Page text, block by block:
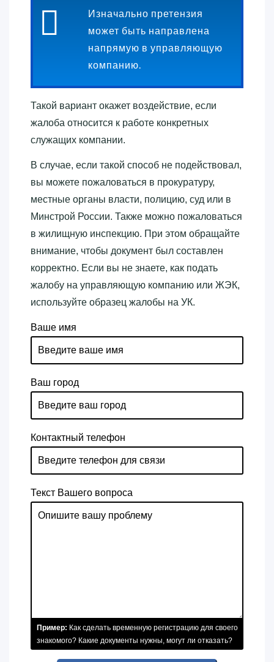
Изначально претензия
может быть направлена
напрямую в управляющую
компанию.
Такой вариант окажет воздействие, если
жалоба относится к работе конкретных
служащих компании.
В случае, если такой способ не подействовал,
вы можете пожаловаться в прокуратуру,
местные органы власти, полицию, суд или в
Минстрой России. Также можно пожаловаться
в жилищную инспекцию. При этом обращайте
внимание, чтобы документ был составлен
корректно. Если вы не знаете, как подать
жалобу на управляющую компанию или ЖЭК,
используйте образец жалобы на УК.
Ваше имя
Ваш город
Контактный телефон
Текст Вашего вопроса
Пример: Как сделать временную регистрацию для своего
знакомого? Какие документы нужны, могут ли отказать?